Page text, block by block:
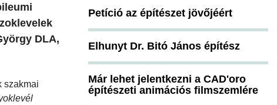
DLA,
szakmai
Petíció az építészet jövőjéért
Elhunyt Dr. Bitó János építész
Már lehet jelentkezni a CAD'oro
építészeti animációs filmszemlére